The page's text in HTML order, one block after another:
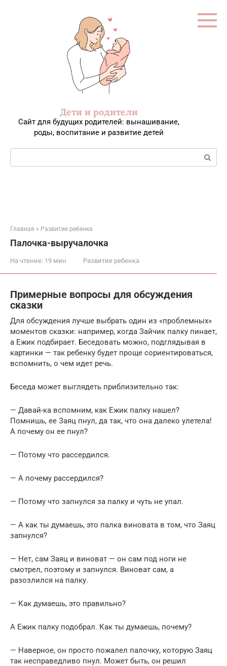
Дети и родители
Сайт для будущих родителей: вынашивание,
роды, воспитание и развитие детей
Поиск:
Главная » Развитие ребенка
Палочка-выручалочка
На чтение: 19 мин Развитие ребенка
Примерные вопросы для обсуждения
сказки
Для обсуждения лучше выбрать один из «проблемных»
моментов сказки: например, когда Зайчик палку пинает,
а Ежик подбирает. Беседовать можно, подглядывая в
картинки — так ребенку будет проще сориентироваться,
вспомнить, о чем идет речь.
Беседа может выглядеть приблизительно так:
— Давай-ка вспомним, как Ежик палку нашел?
Помнишь, ее Заяц пнул, да так, что она далеко улетела!
А почему он ее пнул?
— Потому что рассердился.
— А почему рассердился?
— Потому что запнулся за палку и чуть не упал.
— А как ты думаешь, это палка виновата в том, что Заяц
запнулся?
— Нет, сам Заяц и виноват — он сам под ноги не
смотрел, поэтому и запнулся. Виноват сам, а
разозлился на палку.
— Как думаешь, это правильно?
А Ежик палку подобрал. Как ты думаешь, почему?
— Наверное, он просто пожалел палочку, которую Заяц
так несправедливо пнул. Может быть, он решил